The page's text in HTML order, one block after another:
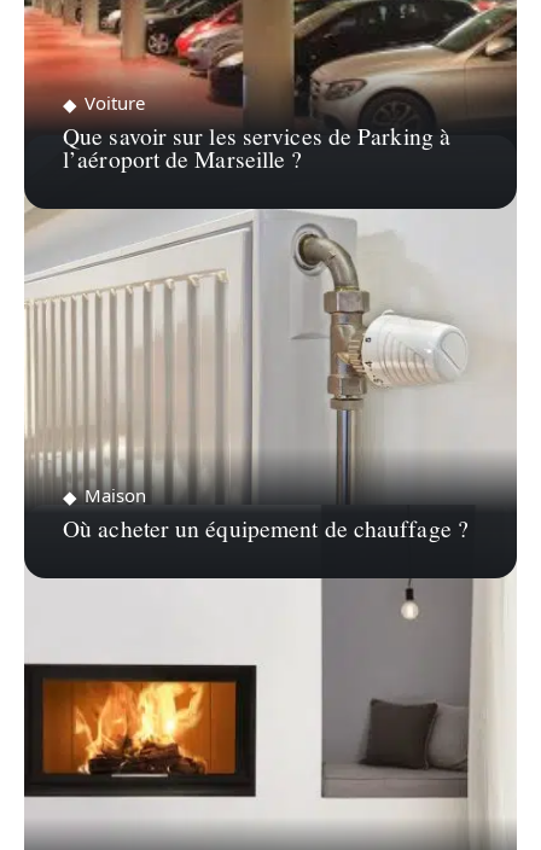
Voiture
Que savoir sur les services de Parking à
l’aéroport de Marseille ?
Maison
Où acheter un équipement de chauffage ?